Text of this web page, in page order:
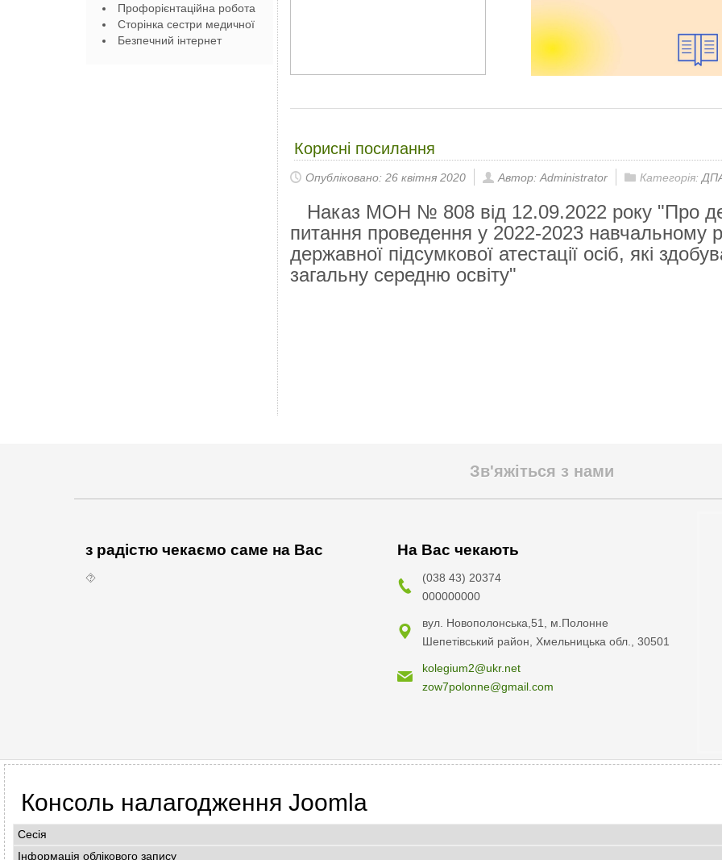
Профорієнтаційна робота
Сторінка сестри медичної
Безпечний інтернет
Корисні посилання
Опубліковано: 26 квітня 2020 Автор: Administrator Категорія:
Наказ МОН № 808 від 12.09.2022 року "Про
питання проведення у 2022-2023 навчальному
державної підсумкової атестації осіб, які
загальну середню освіту"
Зв'яжіться з нами
з радістю чекаємо саме на Вас
⯑
На Вас чекають
(038 43) 20374
000000000
вул. Новополонська,51, м.Полонне
Шепетівський район, Хмельницька обл., 30501
kolegium2@ukr.net
zow7polonne@gmail.com
Консоль налагодження Joomla
Сесія
Інформація облікового запису